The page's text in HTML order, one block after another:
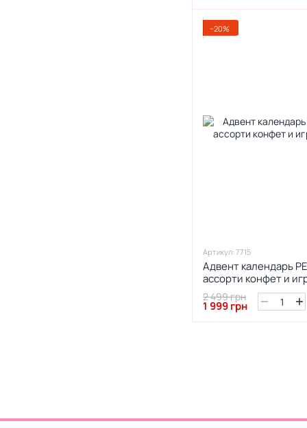
−20%
Артикул: 7715
Адвент календарь
ассорти конфет и
2 499 грн
1 999 грн